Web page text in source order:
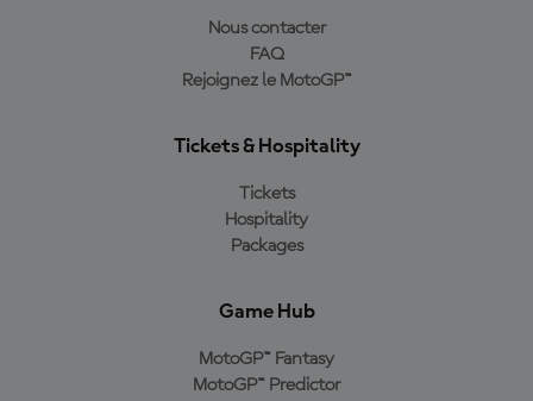
Nous contacter
FAQ
Rejoignez le MotoGP™
Tickets & Hospitality
Tickets
Hospitality
Packages
Game Hub
MotoGP™ Fantasy
MotoGP™ Predictor